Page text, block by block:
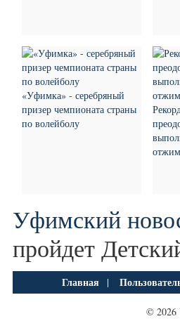
«Уфимка» - серебряный
призер чемпионата страны
по волейболу
Уфимский
пройдет
Главная |
© 2026